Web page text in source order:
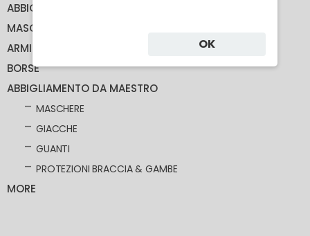
ABBIGLIAMENTO
MASCHERE
ARMI
BORSE
ABBIGLIAMENTO DA MAESTRO
MASCHERE
GIACCHE
GUANTI
PROTEZIONI BRACCIA & GAMBE
MORE
OK